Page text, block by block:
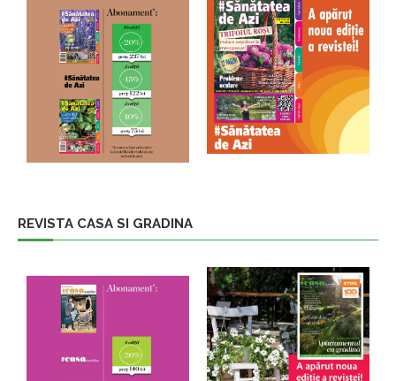
REVISTA CASA SI GRADINA